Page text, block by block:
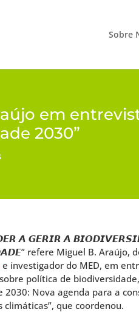
Sobre
em
2030”
𝘼 𝙂𝙀𝙍𝙄𝙍 𝘼
refere Miguel B. Araújo,
e investigador do MED, em
política de
2030: Nova agenda para a
que coordenou.